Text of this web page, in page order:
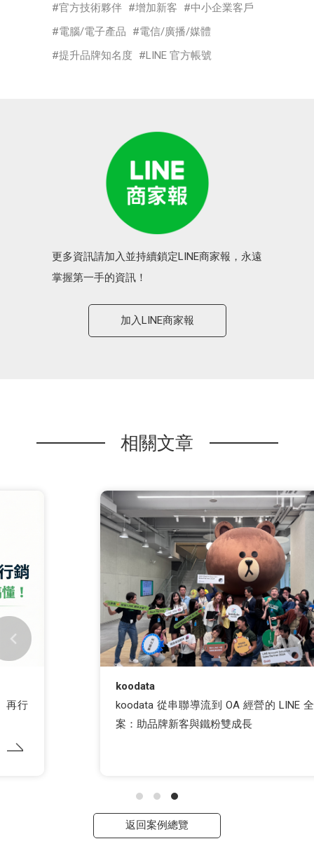
官方技術夥伴 增加新客
中小企業客戶
電腦/電子產品
電信/廣播/媒體
提升品牌知名度
LINE 官方帳號
更多資訊請加入並持續鎖定LINE商家報，永遠
掌握第一手的資訊！
加入LINE商家報
相關文章
koodata 從串聯導流到 OA 經營的 LINE 全旅程方
案：助品牌新客與鐵粉雙成長
返回案例總覽